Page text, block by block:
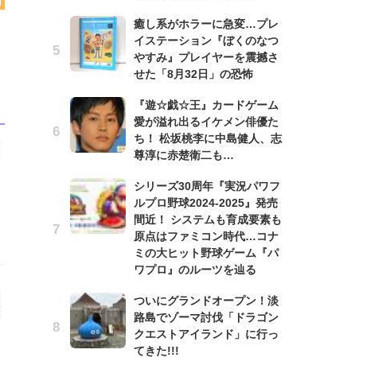
癒し系がホラーに急変…プレ
イステーション『ぼくのなつ
やすみ』プレイヤーを震撼さ
せた「8月32日」の恐怖
『遊☆戯☆王』カードゲーム
愛が溢れ出るイケメン俳優た
ち！ 松坂桃李に中島健人、志
尊淳に赤楚衛二も…
シリーズ30周年『実況パワフ
ルプロ野球2024-2025』発売
間近！ システムも育成要素も
原点はファミコン時代…コナ
ミの大ヒット野球ゲーム『パ
ワプロ』のルーツを辿る
ついにグランドオープン！淡
路島でゾーマ討伐「ドラゴン
クエストアイランド」に行っ
てきた!!!